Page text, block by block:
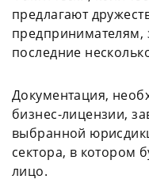
предлагают
предпринимателям,
последние
Документация,
бизнес-лицензии,
выбранной
сектора, в котором
лицо.